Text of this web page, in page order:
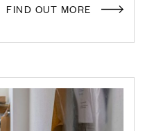
FIND OUT MORE